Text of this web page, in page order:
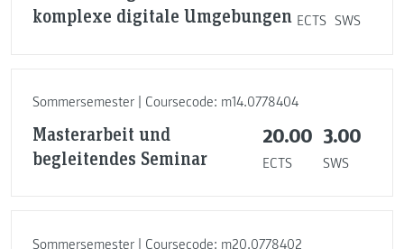
komplexe digitale Umgebungen ECTS SWS
Sommersemester | Coursecode: m14.0778404
Masterarbeit und
begleitendes Seminar
20.00
ECTS
3.00
SWS
Sommersemester | Coursecode: m20.0778402